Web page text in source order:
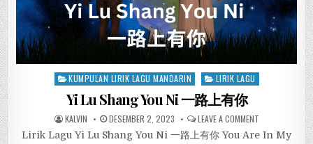
Posted
KUMPULAN LIRIK LAGU MANDARIN LIRIK LAGU
Yi Lu Shang You Ni 一路上有你
KALVIN DESEMBER 2, 2023 LEAVE A COMMENT
Lirik Lagu Yi Lu Shang You Ni 一路上有你 You Are In My